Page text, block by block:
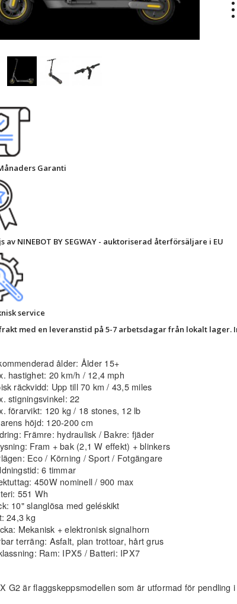
Garanti
av NINEBOT BY SEGWAY - auktoriserad återförsäljare i EU
service
med en leveranstid på 5-7 arbetsdagar från lokalt lager.
ålder: Ålder 15+
hastighet: 20 km/h / 12,4 mph
räckvidd: Upp till 70 km / 43,5 miles
stigningsvinkel: 22
förarvikt: 120 kg / 18 stones, 12 lb
höjd: 120-200 cm
Främre: hydraulisk / Bakre: fjäder
Fram + bak (2,1 W effekt) + blinkers
Eco / Körning / Sport / Fotgängare
6 timmar
450W nominell / 900 max
551 Wh
10" slanglösa med geléskikt
24,3 kg
Mekanisk + elektronisk signalhorn
terräng: Asfalt, plan trottoar, hårt grus
Ram: IPX5 / Batteri: IPX7
G2 är flaggskeppsmodellen som är utformad för